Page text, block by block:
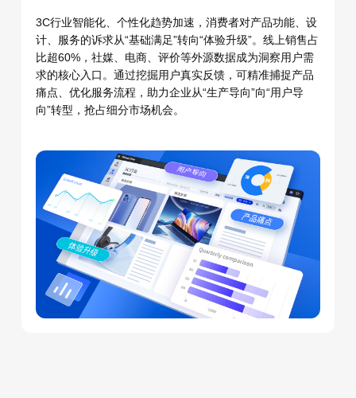
3C行业智能化、个性化趋势加速，消费者对产品功能、设
计、服务的诉求从“基础满足”转向“体验升级”。线上销售占
比超60%，社媒、电商、评价等外源数据成为洞察用户需
求的核心入口。通过挖掘用户真实反馈，可精准捕捉产品
痛点、优化服务流程，助力企业从“生产导向”向“用户导
向”转型，抢占细分市场机会。